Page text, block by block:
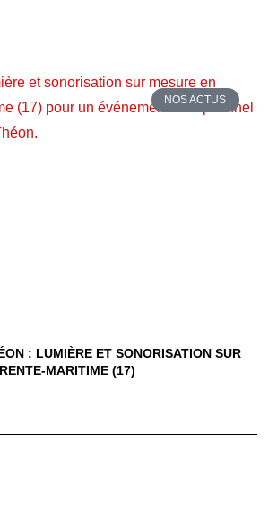
NOS ACTUS
: LUMIÈRE ET SONORISATION SUR
MARITIME (17)